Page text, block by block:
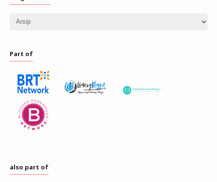
Part of
also part of